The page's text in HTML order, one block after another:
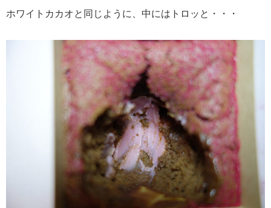
ホワイトカカオと同じように、中にはトロッと・・・